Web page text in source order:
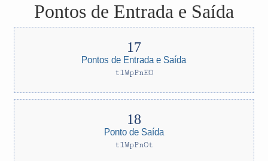
Pontos de Entrada e Saída
Pontos de Entrada e Saída
tlWpPnEO
Ponto de Saída
tlWpPnOt